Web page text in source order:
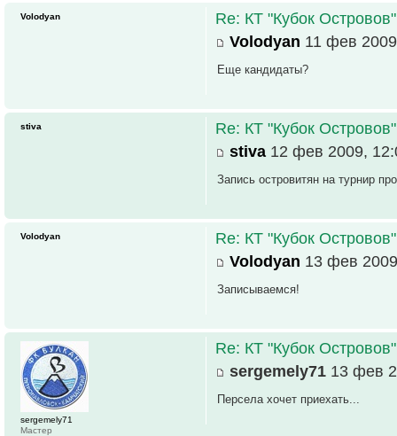
Re: КТ "Кубок
Volodyan 11 фев
Еще кандидаты?
Volodyan
Re: КТ "Кубок
stiva 12 фев 2009,
Запись островитян на турнир
stiva
Re: КТ "Кубок
Volodyan 13 фев
Записываемся!
Volodyan
Re: КТ "Кубок
sergemely71 13 фев
Персела хочет приехать...
sergemely71
Мастер